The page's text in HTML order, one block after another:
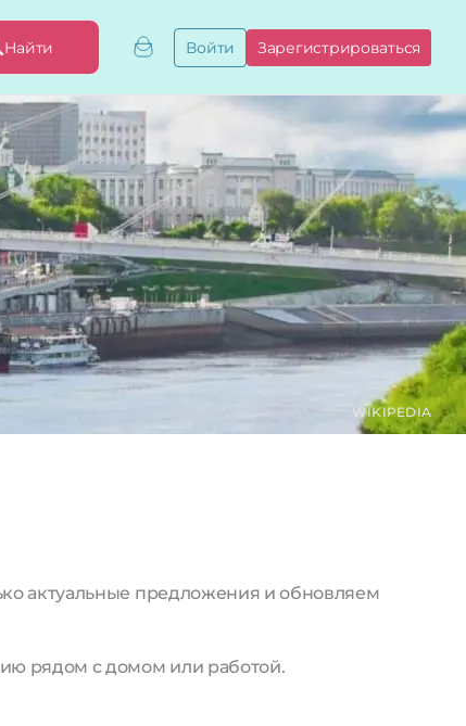
Найти
бизнес
Войти Зарегистрироваться
WIKIPEDIA
актуальные предложения и обновляем
рядом с домом или работой.